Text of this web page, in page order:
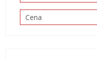
Cena